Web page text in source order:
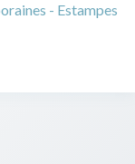
- Estampes